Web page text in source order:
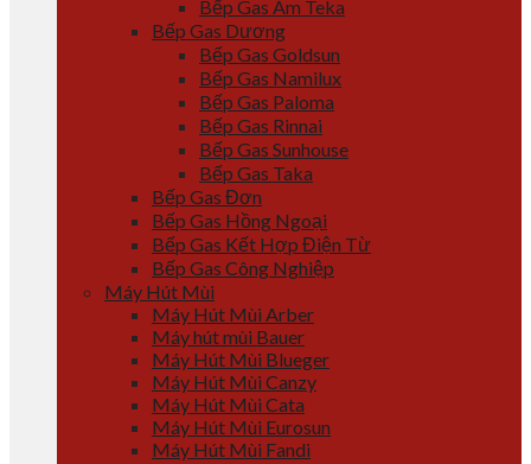
Bếp Gas Âm Teka
Bếp Gas Dương
Bếp Gas Goldsun
Bếp Gas Namilux
Bếp Gas Paloma
Bếp Gas Rinnai
Bếp Gas Sunhouse
Bếp Gas Taka
Bếp Gas Đơn
Bếp Gas Hồng Ngoại
Bếp Gas Kết Hợp Điện Từ
Bếp Gas Công Nghiệp
Máy Hút Mùi
Máy Hút Mùi Arber
Máy hút mùi Bauer
Máy Hút Mùi Blueger
Máy Hút Mùi Canzy
Máy Hút Mùi Cata
Máy Hút Mùi Eurosun
Máy Hút Mùi Fandi